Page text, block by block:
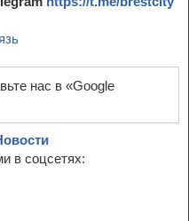
нас в «Google
в соцсетях: